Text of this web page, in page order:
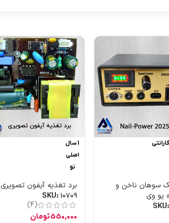
سوهان ناخن و
یو وی
SKU:
1 سال
اصلی
نو
برد تغذیه آیفون تصویری
SKU: 10709
(4)
550,000تومان